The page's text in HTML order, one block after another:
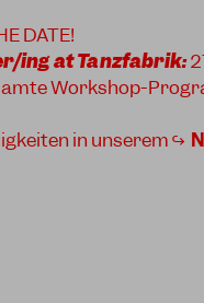
DATE!
ing at Tanzfabrik:
Workshop-
in unserem ↪